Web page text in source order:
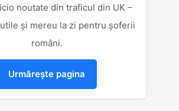
noutate din traficul din UK –
și mereu la zi pentru șoferii
români.
Urmărește pagina